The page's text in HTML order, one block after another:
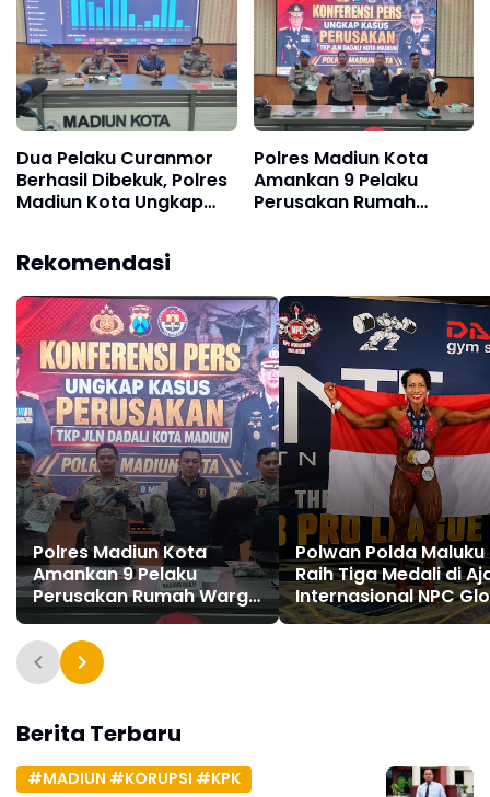
Pangan 2026
Dua Pelaku Curanmor
Berhasil Dibekuk, Polres
Madiun Kota Ungkap
Polres Madiun Kota
Amankan 9 Pelaku
Perusakan Rumah
Rekomendasi
Polres Madiun Kota
Amankan 9 Pelaku
Perusakan Rumah Warga
di Jalan Dadali
Polwan Polda Maluku
Raih Tiga Medali di
Internasional NPC
Classic Malaysia
Berita Terbaru
#MADIUN #KORUPSI #KPK